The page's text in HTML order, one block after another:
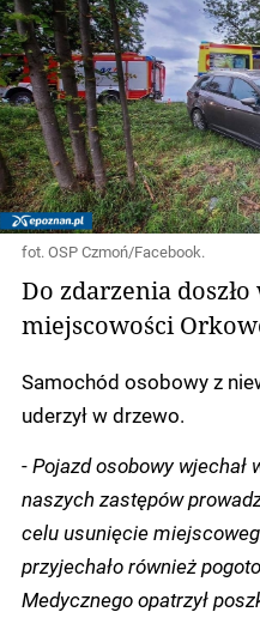
fot. OSP Czmoń/Facebook.
Do zdarzenia
miejscowości
Samochód osobowy z
uderzył w drzewo.
-Pojazd osobowy wjechał
naszych zastępów
celu usunięcie
przyjechało również
Medycznego opatrzył